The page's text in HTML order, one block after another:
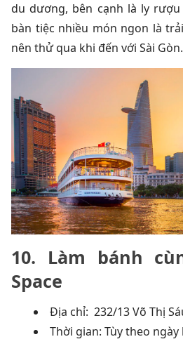
du dương, bên cạnh là ly
bàn tiệc nhiều món ngon là
nên thử qua khi đến với Sài Gòn.
10. Làm bánh
Space
Địa chỉ: 232/13 Võ Thị
Thời gian: Tùy theo ngày